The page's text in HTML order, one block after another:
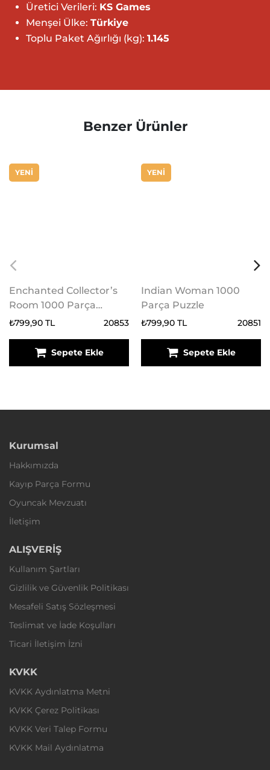
Üretici Verileri: KS Games
Menşei Ülke: Türkiye
Toplu Paket Ağırlığı (kg): 1.145
Benzer Ürünler
YENİ
Enchanted Collector’s
Room 1000 Parça
Puzzle
₺799,90 TL 20853
Sepete Ekle
YENİ
Indian Woman 1000
Parça Puzzle
₺799,90 TL 20851
Sepete Ekle
Kurumsal
Hakkımızda
Kayıp Parça Formu
Oyuncak Mevzuatı
İletişim
ALIŞVERİŞ
Kullanım Şartları
Gizlilik ve Güvenlik Politikası
Mesafeli Satış Sözleşmesi
Teslimat ve İade Koşulları
Ticari İletişim İzni
KVKK
KVKK Aydınlatma Metni
KVKK Çerez Politikası
KVKK Veri Talep Formu
KVKK Mail Aydınlatma